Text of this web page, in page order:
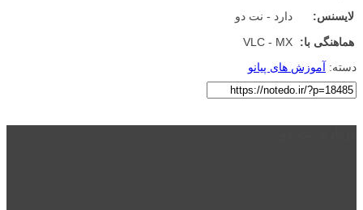
لایسنس:
دارد - نت دو
هماهنگی با:
VLC - MX
دسته: آموزش های پیانو